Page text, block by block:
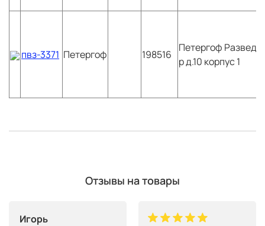
пвз-3371 Петергоф 198516
Петергоф
р д.10 корпус 1
Отзывы на товары
Игорь